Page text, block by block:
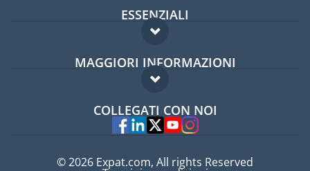
ESSENZIALI
Forum per expat
Guida per expat
MAGGIORI INFORMAZIONI
Domande frequenti
Esperti
COLLEGATI CON NOI
© 2026 Expat.com, All rights Reserved